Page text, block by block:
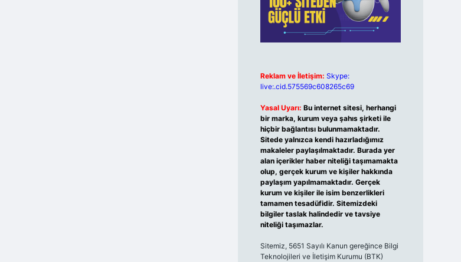
Reklam ve İletişim: Skype:
live:.cid.575569c608265c69
Yasal Uyarı: Bu internet sitesi, herhangi
bir marka, kurum veya şahıs şirketi ile
hiçbir bağlantısı bulunmamaktadır.
Sitede yalnızca kendi hazırladığımız
makaleler paylaşılmaktadır. Burada yer
alan içerikler haber niteliği taşımamakta
olup, gerçek kurum ve kişiler hakkında
paylaşım yapılmamaktadır. Gerçek
kurum ve kişiler ile isim benzerlikleri
tamamen tesadüfidir. Sitemizdeki
bilgiler taslak halindedir ve tavsiye
niteliği taşımazlar.
Sitemiz, 5651 Sayılı Kanun gereğince Bilgi
Teknolojileri ve İletişim Kurumu (BTK)